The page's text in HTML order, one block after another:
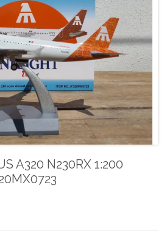
A320 N230RX 1:200